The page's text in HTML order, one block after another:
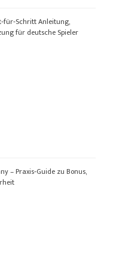
Anleitung,
für deutsche Spieler
– Praxis‑Guide zu Bonus,